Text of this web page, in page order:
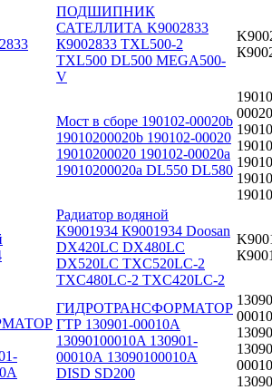
ПОДШИПНИК
САТЕЛЛИТА K9002833
К9002833 TXL500-2
TXL500 DL500 MEGA500-
V
Мост в сборе 190102-00020b
19010200020b 190102-00020
19010200020 190102-00020a
19010200020a DL550 DL580
Радиатор водяной
K9001934 К9001934 Doosan
DX420LC DX480LC
DX520LC TXC520LC-2
TXC480LC-2 TXC420LC-2
ГИДРОТРАНСФОРМАТОР
ГТР 130901-00010A
13090100010A 130901-
00010А 13090100010А
DISD SD200